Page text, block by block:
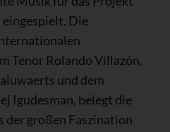
Die
Tenor Rolando Villazón,
und dem
Igudesman, belegt die
der großen Faszination